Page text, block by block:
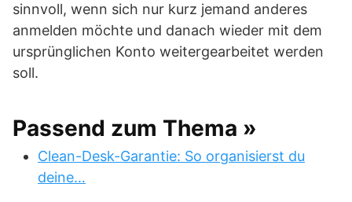
sinnvoll, wenn sich nur kurz jemand anderes
anmelden möchte und danach wieder mit dem
ursprünglichen Konto weitergearbeitet werden
soll.
Passend zum Thema »
Clean-Desk-Garantie: So organisierst du
deine…